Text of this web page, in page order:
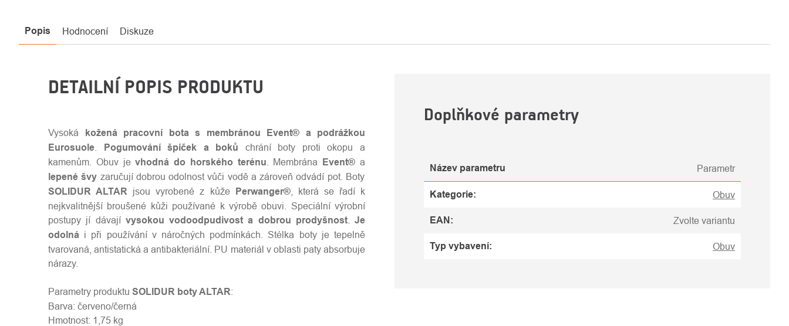
Popis Hodnocení Diskuze
DETAILNÍ POPIS PRODUKTU
Vysoká kožená pracovní bota s membránou Event® a podrážkou
Eurosuole
Pogumování špiček a boků chrání boty proti okopu a
kamenům. Obuv jevhodná do horského terénu . Membrána Event® a
lepené švy zaručují dobrou odolnost vůči vodě a zároveň odvádí pot. Boty
SOLIDUR ALTAR jsou vyrobené z kůže Perwanger®, která se řadí k
nejkvalitnější broušené kůži používané k výrobě obuvi. Speciální výrobní
postupy jí dávají vysokou vodoodpudivost a dobrou prodyšnost. Je
odolná i při používání v náročných podmínkách. Stélka boty je tepelně
tvarovaná, antistatická a antibakteriální. PU materiál v oblasti paty absorbuje
nárazy.
Parametry produktu SOLIDUR boty ALTAR:
Barva: červeno/černá
Hmotnost: 1,75 kg
Doplňkové parametry
Název parametru Parametr
Kategorie: Obuv
EAN: Zvolte variantu
Typ vybavení: Obuv